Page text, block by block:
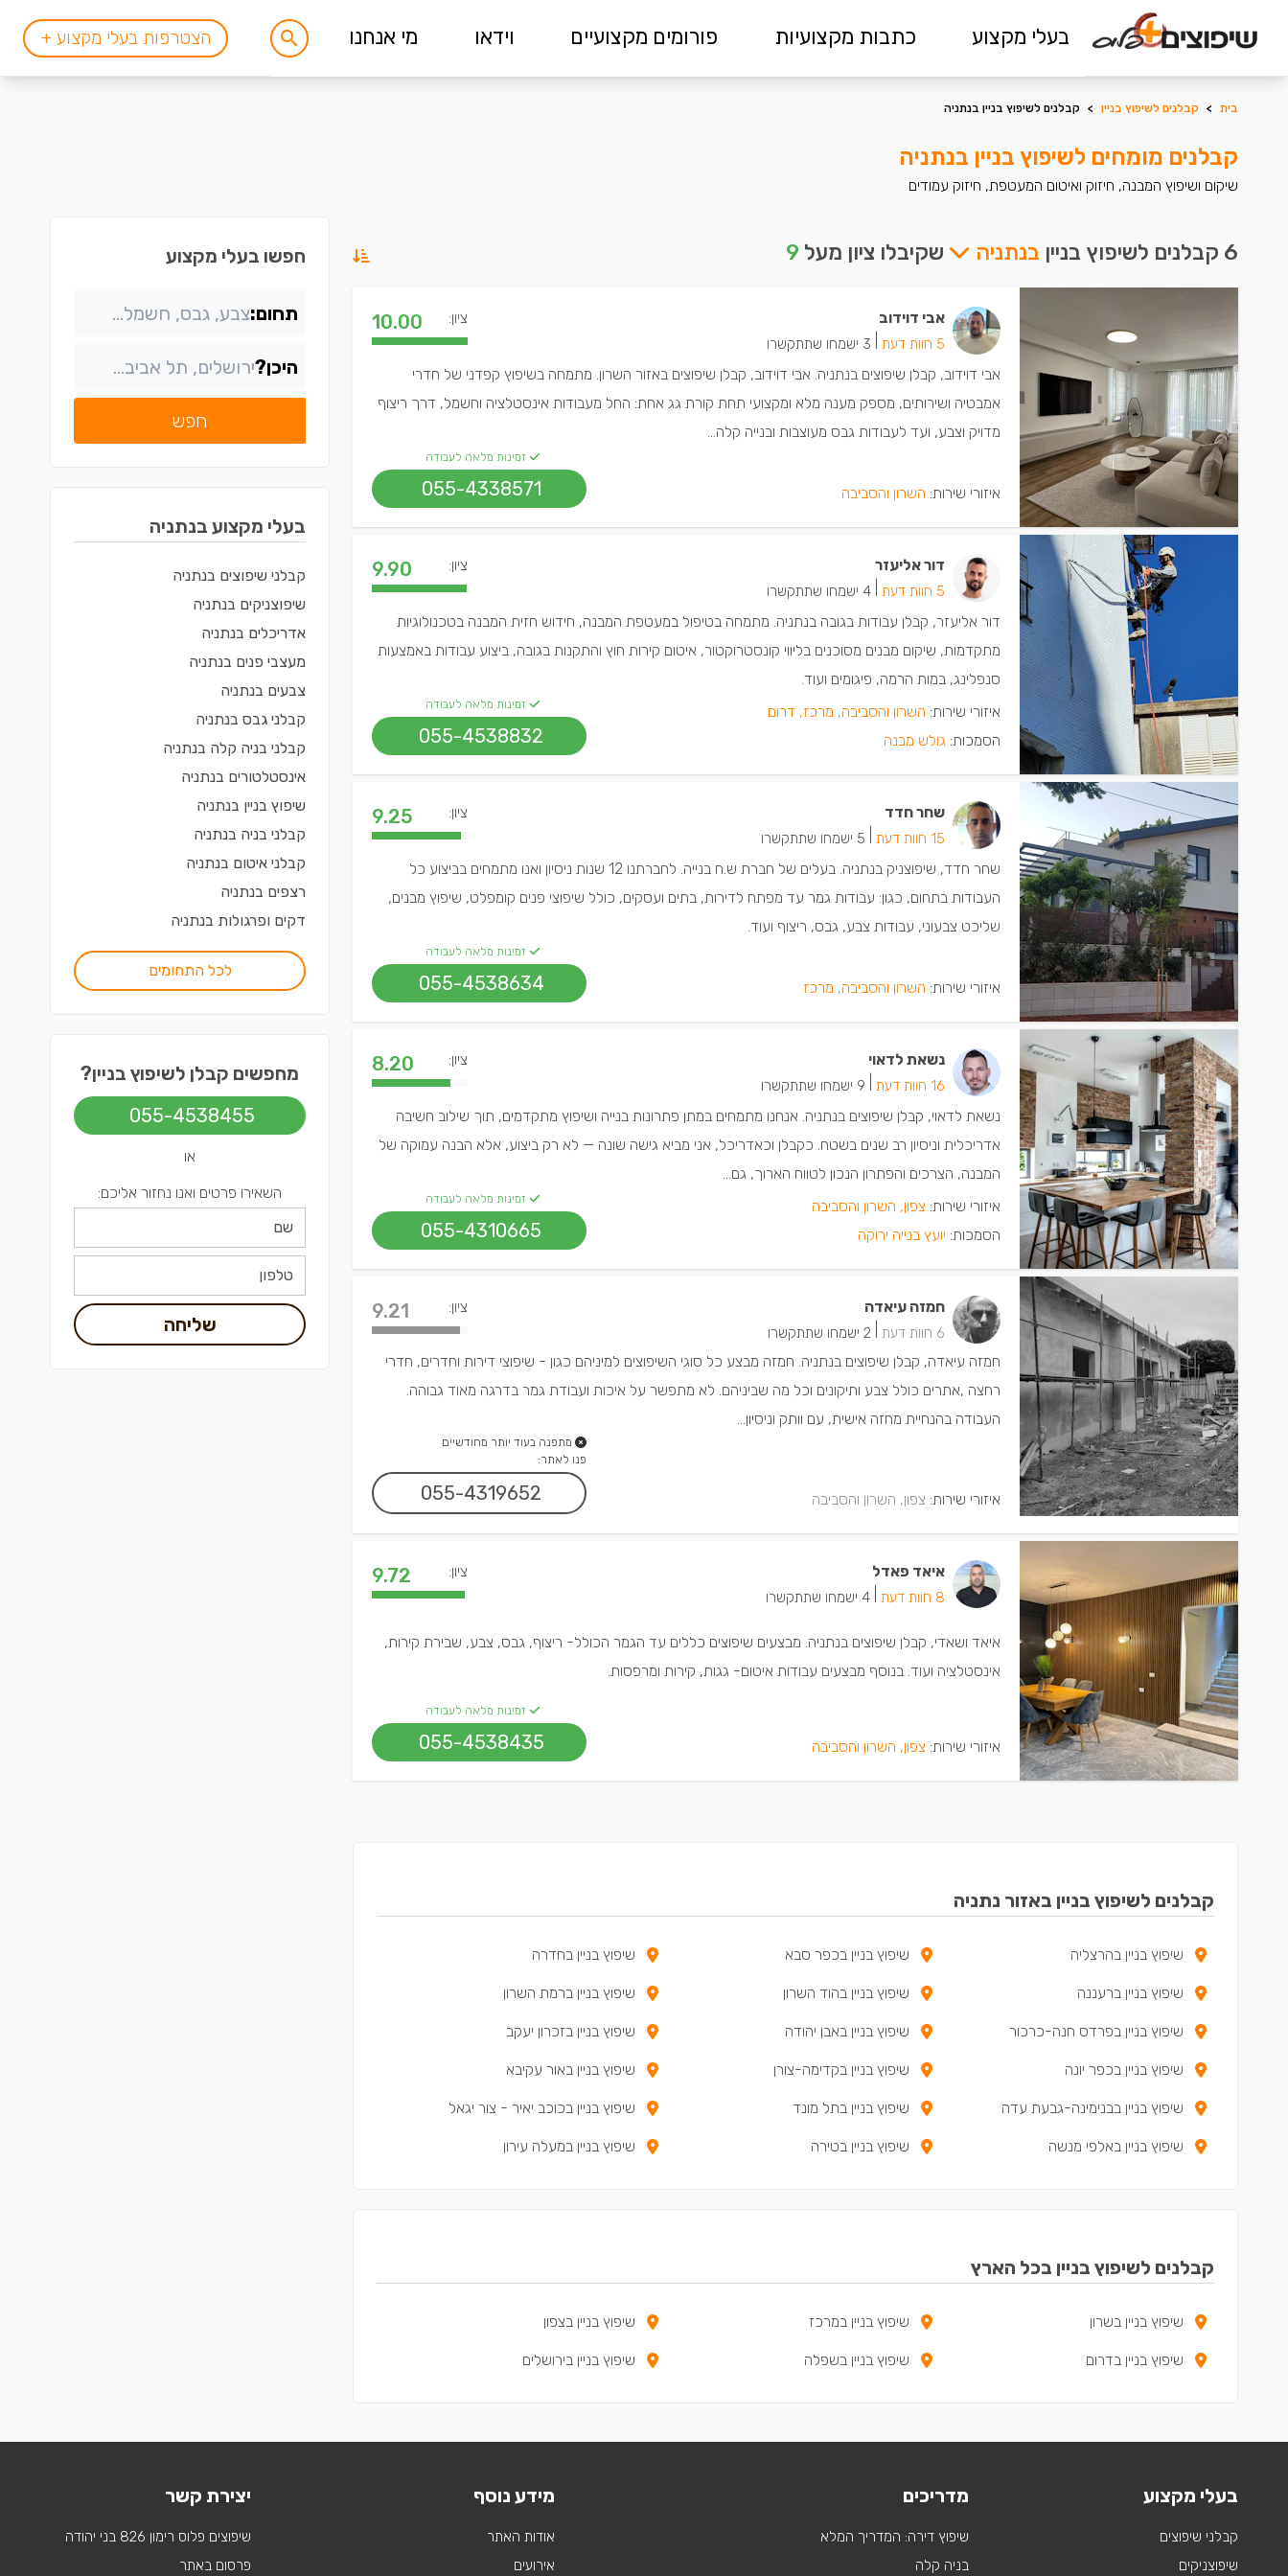
בעלי מקצוע כתבות מקצועיות פורומים מקצועיים וידאו מי אנחנו הצטרפות בעלי מקצוע +
בית > קבלנים לשיפוץ בניין > קבלנים לשיפוץ בניין בנתניה
קבלנים מומחים לשיפוץ בניין בנתניה
שיקום ושיפוץ המבנה, חיזוק ואיטום המעטפת, חיזוק עמודים
6 קבלנים לשיפוץ בניין בנתניה שקיבלו ציון מעל 9
אבי דוידוב
5 חוות דעת 3 ישמחו שתתקשרו
ציון: 10.00
אבי דוידוב, קבלן שיפוצים בנתניה. אבי דוידוב, קבלן שיפוצים באזור השרון. מתמחה בשיפוץ קפדני של חדרי
אמבטיה ושירותים, מספק מענה מלא ומקצועי תחת קורת גג אחת: החל מעבודות אינסטלציה וחשמל, דרך ריצוף
מדויק וצבע, ועד לעבודות גבס מעוצבות ובנייה קלה...
איזורי שירות: השרון והסביבה
זמינות מלאה לעבודה
055-4338571
דור אליעזר
5 חוות דעת 4 ישמחו שתתקשרו
ציון: 9.90
דור אליעזר, קבלן עבודות בגובה בנתניה. מתמחה בטיפול במעטפת המבנה, חידוש חזית המבנה בטכנולוגיות
מתקדמות, שיקום מבנים מסוכנים בליווי קונסטרוקטור, איטום קירות חוץ והתקנות בגובה, ביצוע עבודות באמצעות
סנפלינג, במות הרמה, פיגומים ועוד.
איזורי שירות: השרון והסביבה, מרכז, דרום
הסמכות:גולש מבנה
זמינות מלאה לעבודה
055-4538832
שחר חדד
15 חוות דעת 5 ישמחו שתתקשרו
ציון: 9.25
שחר חדד, שיפוצניק בנתניה. בעלים של חברת ש.ח בנייה. לחברתנו 12 שנות ניסיון ואנו מתמחים בביצוע כל
העבודות בתחום, כגון: עבודות גמר עד מפתח לדירות, בתים ועסקים, כולל שיפוצי פנים קומפלט, שיפוץ מבנים,
שליכט צבעוני, עבודות צבע, גבס, ריצוף ועוד.
איזורי שירות: השרון והסביבה, מרכז
זמינות מלאה לעבודה
055-4538634
נשאת לדאוי
16 חוות דעת 9 ישמחו שתתקשרו
ציון: 8.20
נשאת לדאוי, קבלן שיפוצים בנתניה. אנחנו מתמחים במתן פתרונות בנייה ושיפוץ מתקדמים, תוך שילוב חשיבה
אדריכלית וניסיון רב שנים בשטח. כקבלן וכאדריכל, אני מביא גישה שונה — לא רק ביצוע, אלא הבנה עמוקה של
המבנה, הצרכים והפתרון הנכון לטווח הארוך, גם...
איזורי שירות: צפון, השרון והסביבה
הסמכות: יועץ בנייה ירוקה
זמינות מלאה לעבודה
055-4310665
חמזה עיאדה
6 חוות דעת 2 ישמחו שתתקשרו
ציון: 9.21
חמזה עיאדה, קבלן שיפוצים בנתניה. חמזה מבצע כל סוגי השיפוצים למיניהם כגון - שיפוצי דירות וחדרים, חדרי
רחצה ,אתרים כולל צבע ותיקונים וכל מה שביניהם. לא מתפשר על איכות ועבודת גמר בדרגה מאוד גבוהה.
העבודה בהנחיית מחזה אישית, עם וותק וניסיון...
איזורי שירות: צפון, השרון והסביבה
מתפנה בעוד יותר מחודשיים
פנו לאתר:
055-4319652
איאד פאדל
8 חוות דעת 4 ישמחו שתתקשרו
ציון: 9.72
איאד ושאדי, קבלן שיפוצים בנתניה. מבצעים שיפוצים כללים עד הגמר הכולל- ריצוף, גבס, צבע, שבירת קירות,
אינסטלציה ועוד. בנוסף מבצעים עבודות איטום- גגות, קירות ומרפסות.
איזורי שירות: צפון, השרון והסביבה
זמינות מלאה לעבודה
055-4538435
קבלנים לשיפוץ בניין באזור נתניה
שיפוץ בניין בהרצליה שיפוץ בניין בכפר סבא שיפוץ בניין בחדרה
שיפוץ בניין ברעננה שיפוץ בניין בהוד השרון שיפוץ בניין ברמת השרון
שיפוץ בניין בפרדס חנה-כרכור שיפוץ בניין באבן יהודה שיפוץ בניין בזכרון יעקב
שיפוץ בניין בכפר יונה שיפוץ בניין בקדימה-צורן שיפוץ בניין באור עקיבא
שיפוץ בניין בבנימינה-גבעת עדה שיפוץ בניין בתל מונד שיפוץ בניין בכוכב יאיר - צור יגאל
שיפוץ בניין באלפי מנשה שיפוץ בניין בטירה שיפוץ בניין במעלה עירון
קבלנים לשיפוץ בניין בכל הארץ
שיפוץ בניין בשרון שיפוץ בניין במרכז שיפוץ בניין בצפון
שיפוץ בניין בדרום שיפוץ בניין בשפלה שיפוץ בניין בירושלים
חפשו בעלי מקצוע
תחום:
היכן?
חפש
בעלי מקצוע בנתניה
קבלני שיפוצים בנתניה
שיפוצניקים בנתניה
אדריכלים בנתניה
מעצבי פנים בנתניה
צבעים בנתניה
קבלני גבס בנתניה
קבלני בניה קלה בנתניה
אינסטלטורים בנתניה
שיפוץ בניין בנתניה
קבלני בניה בנתניה
קבלני איטום בנתניה
רצפים בנתניה
דקים ופרגולות בנתניה
לכל התחומים
מחפשים קבלן לשיפוץ בניין?
055-4538455
או
השאירו פרטים ואנו נחזור אליכם:
שליחה
בעלי מקצוע
קבלני שיפוצים
שיפוצניקים
מדריכים
שיפוץ דירה: המדריך המלא
בניה קלה
מידע נוסף
אודות האתר
אירועים
יצירת קשר
שיפוצים פלוס רימון 826 בני יהודה
פרסום באתר